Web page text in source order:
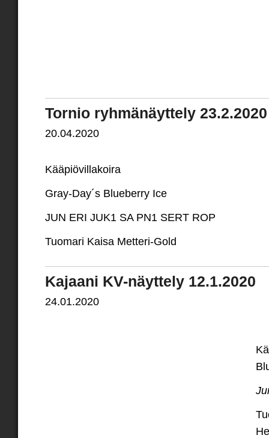
Tornio ryhmänäyttely 23.2.2020
20.04.2020
Kääpiövillakoira
Gray-Day´s Blueberry Ice
JUN ERI JUK1 SA PN1 SERT ROP
Tuomari Kaisa Metteri-Gold
Kajaani KV-näyttely 12.1.2020
24.01.2020